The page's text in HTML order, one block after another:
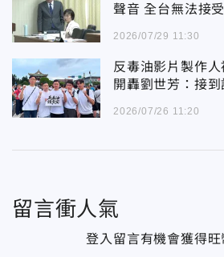
聲音 全台無法接受
2026/07/29 11:30
反毒油影片製作
開轟劉世芳：接到
2026/07/26 11:20
留言衝人氣
登入留言有機會獲得旺